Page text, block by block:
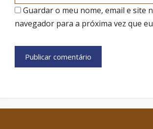
Guardar o meu nome, email e site
navegador para a próxima vez que